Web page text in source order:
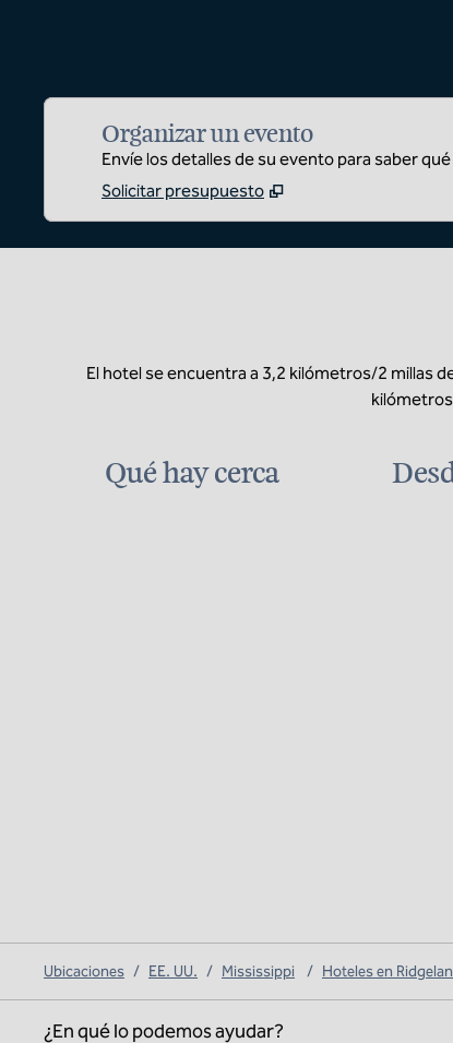
Organizar un evento
Envíe los detalles de su evento para saber
Solicitar presupuesto
El hotel se encuentra a 3,2 kilómetros/2 millas
Qué hay cerca
Ubicaciones / EE. UU. / Mississippi / Hoteles en
¿En qué lo podemos ayudar?